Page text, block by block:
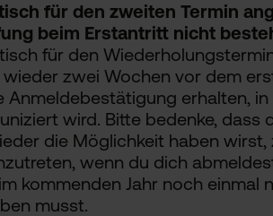
für den zweiten Termin
beim Erstantritt nicht
für den
zwei Wochen vor dem
Anmeldebestätigung erhalten, in
wird. Bitte bedenke, dass
die Möglichkeit haben wirst,
wenn du dich
kommenden Jahr noch einmal
musst.